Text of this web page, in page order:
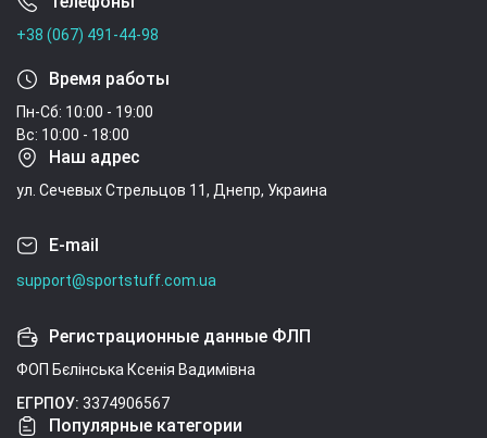
+38 (067) 491-44-98
Время работы
Пн-Сб: 10:00 - 19:00
Вс: 10:00 - 18:00
Наш адрес
ул. Сечевых Стрельцов 11, Днепр, Украина
E-mail
support@sportstuff.com.ua
Регистрационные данные ФЛП
ФОП Бєлінська Ксенія Вадимівна
ЕГРПОУ: 3374906567
Популярные категории